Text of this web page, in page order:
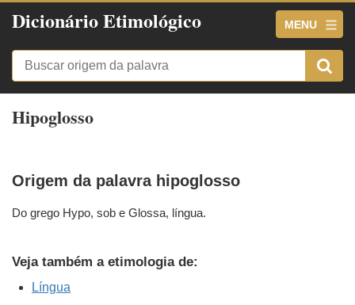
Dicionário Etimológico MENU
Hipoglosso
Origem da palavra hipoglosso
Do grego Hypo, sob e Glossa, língua.
Veja também a etimologia de:
Língua